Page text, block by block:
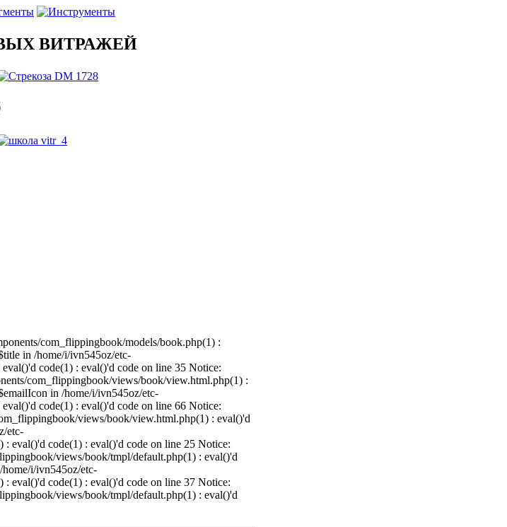
ВИТРАЖЕЙ
com_flippingbook/models/book.php(1) :
in /home/i/ivn545oz/etc-
code(1) : eval()'d code on line 35 Notice:
com_flippingbook/views/book/view.html.php(1) :
in /home/i/ivn545oz/etc-
code(1) : eval()'d code on line 66 Notice:
views/book/view.html.php(1) : eval()'d
etc-
eval()'d code(1) : eval()'d code on line 25 Notice:
views/book/tmpl/default.php(1) : eval()'d
i/ivn545oz/etc-
eval()'d code(1) : eval()'d code on line 37 Notice:
views/book/tmpl/default.php(1) : eval()'d